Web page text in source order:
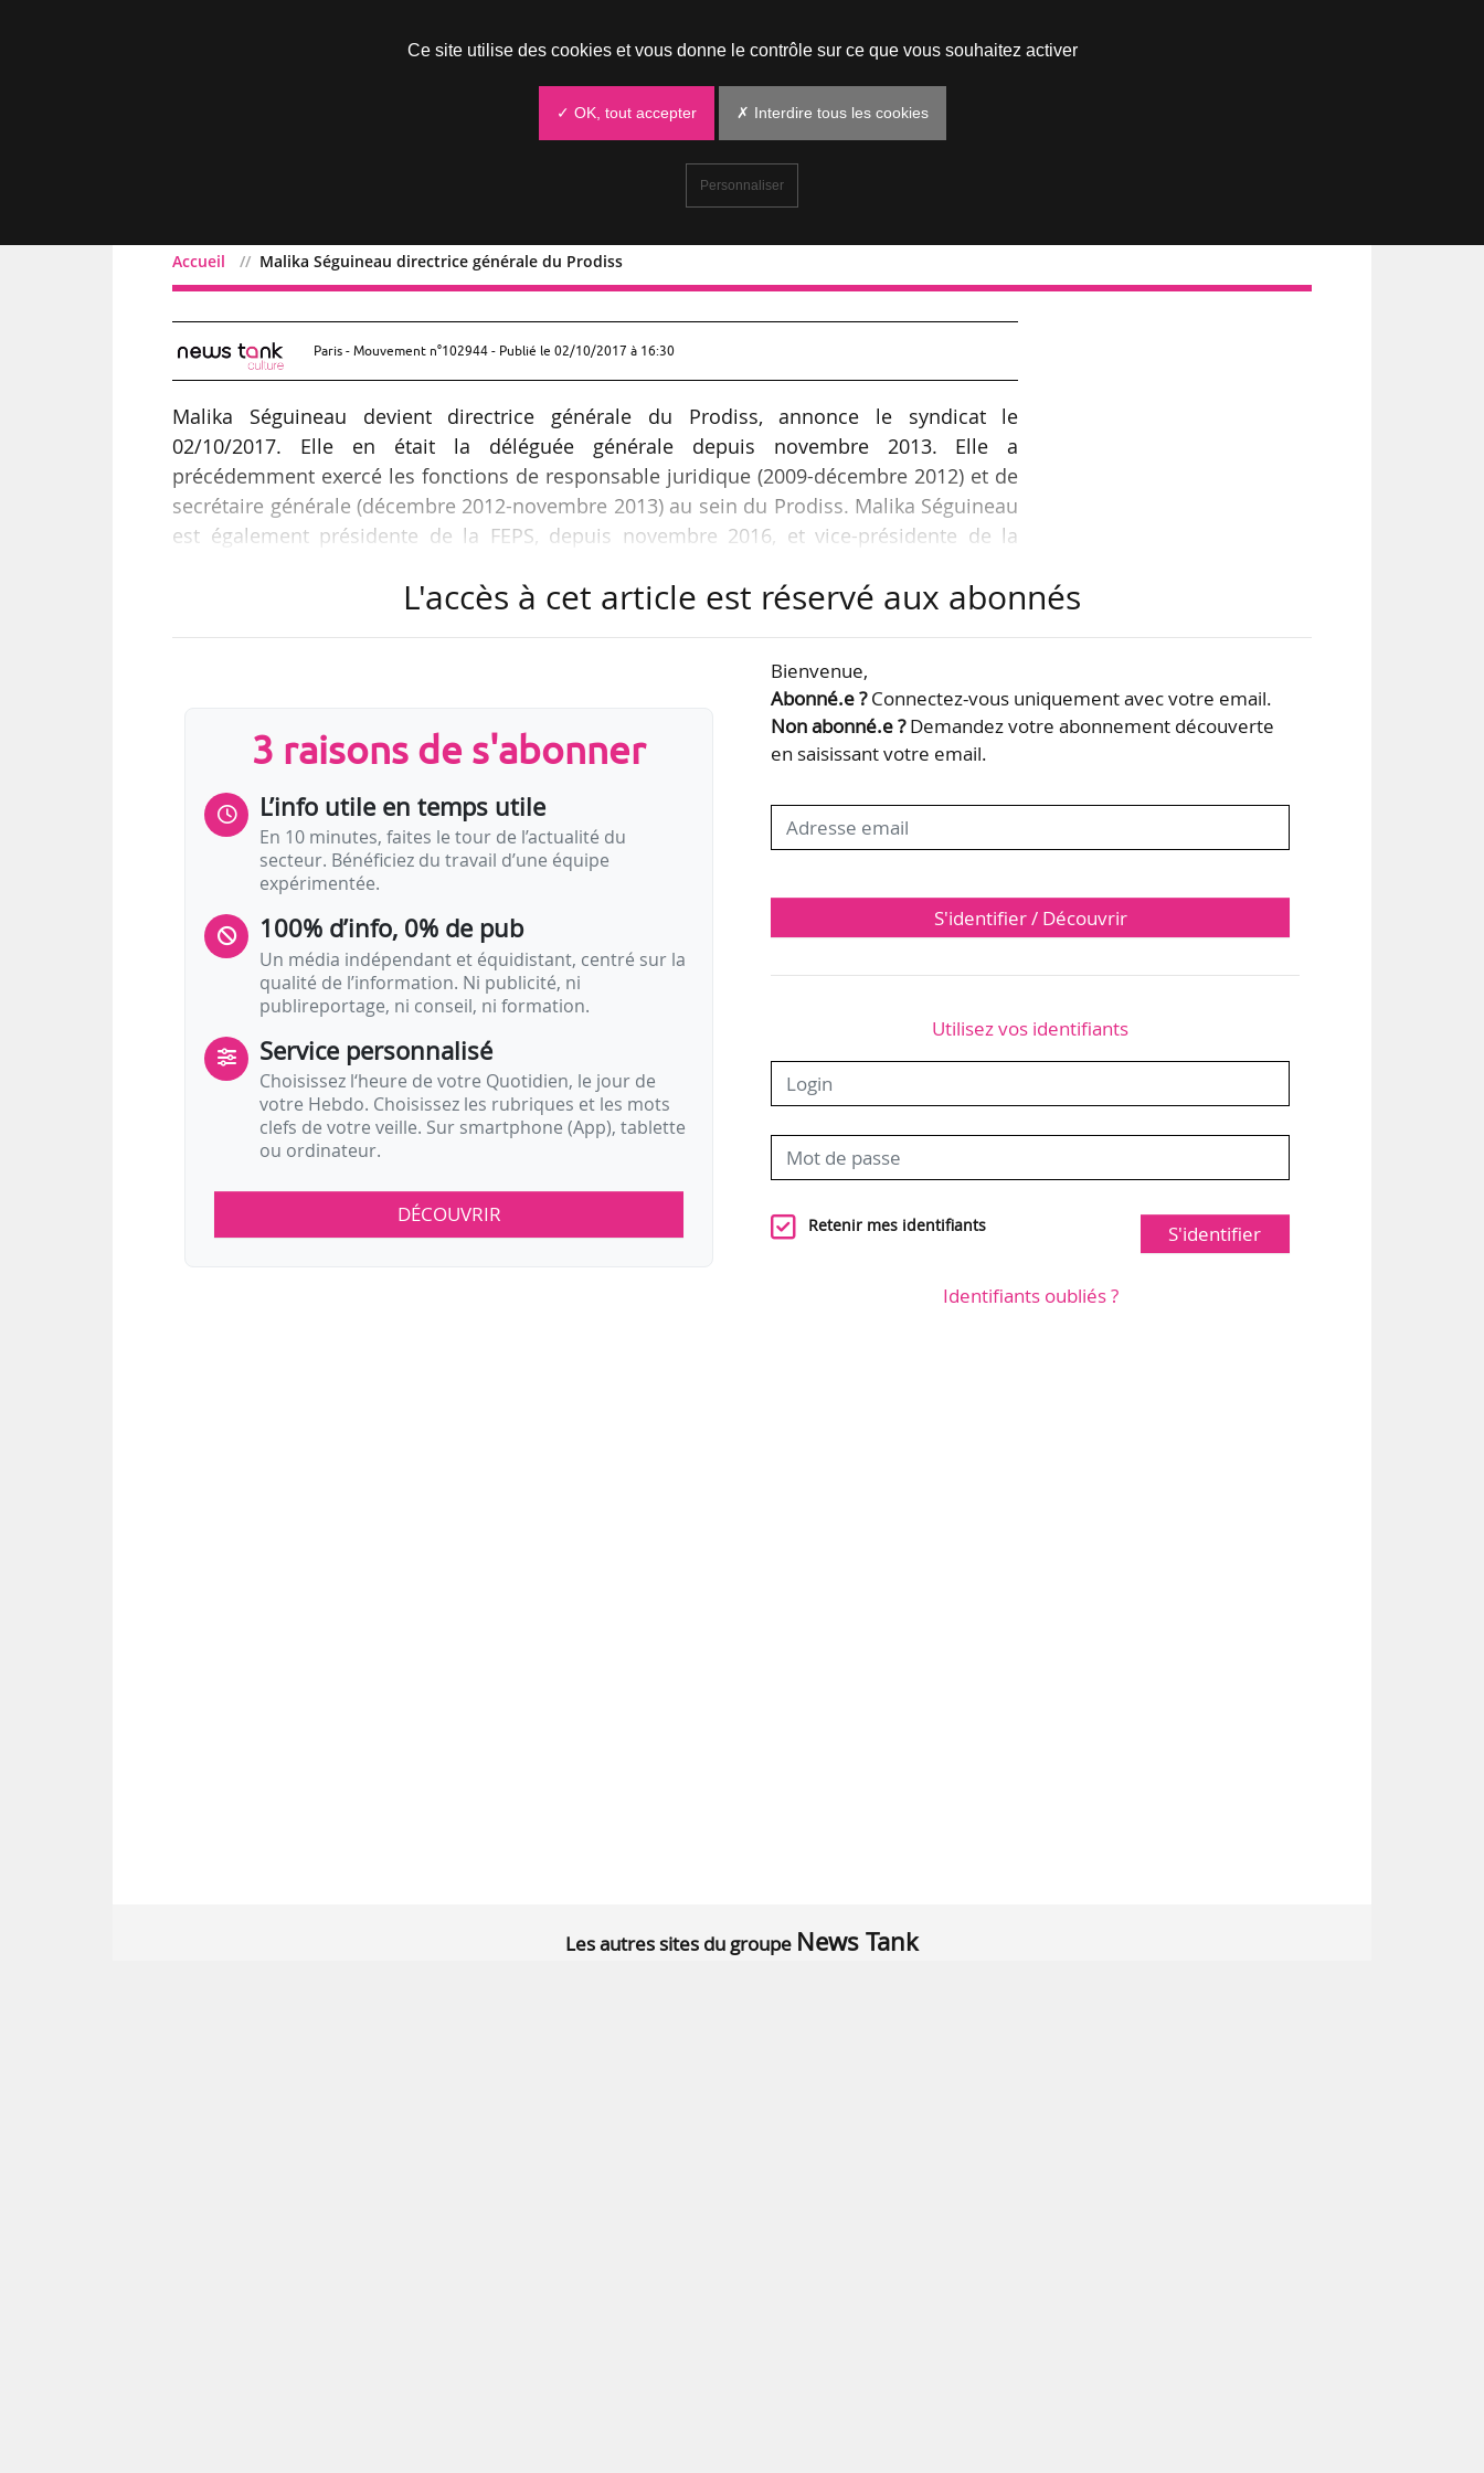
Accueil Malika Séguineau directrice générale du Prodiss
Malika Séguineau directrice générale du Prodiss
Paris - Mouvement n°102944 - Publié le 02/10/2017 à 16:30
Malika Séguineau devient directrice générale du Prodiss, annonce le syndicat le
02/10/2017. Elle en était la déléguée générale depuis novembre 2013. Elle a
précédemment exercé les fonctions de responsable juridique (2009-décembre 2012) et de
secrétaire générale (décembre 2012-novembre 2013) au sein du Prodiss. Malika Séguineau
est également présidente de la FEPS, depuis novembre 2016, et vice-présidente de la
L'accès à cet article est réservé aux abonnés
3 raisons de s'abonner
L’info utile en temps utile
En 10 minutes, faites le tour de l’actualité du
secteur. Bénéficiez du travail d’une équipe
expérimentée.
100% d’info, 0% de pub
Un média indépendant et équidistant, centré sur la
qualité de l’information. Ni publicité, ni
publireportage, ni conseil, ni formation.
Service personnalisé
Choisissez l‘heure de votre Quotidien, le jour de
votre Hebdo. Choisissez les rubriques et les mots
clefs de votre veille. Sur smartphone (App), tablette
ou ordinateur.
DÉCOUVRIR
Bienvenue,
Abonné.e ?Connectez-vous uniquement avec votre email.
Non abonné.e ?Demandez votre abonnement découverte
en saisissant votre email.
S'identifier / Découvrir
Utilisez vos identifiants
Retenir mes identifiants S'identifier
Identifiants oubliés ?
Les autres sites du groupe News Tank
Ce site utilise des cookies et vous donne le contrôle sur ce que vous souhaitez activer
✓ OK, tout accepter ✗ Interdire tous les cookies
Personnaliser